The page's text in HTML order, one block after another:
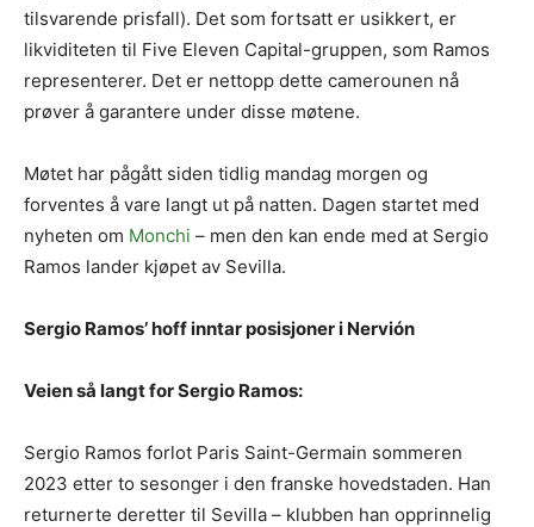
tilsvarende prisfall). Det som fortsatt er usikkert, er
likviditeten til Five Eleven Capital-gruppen, som Ramos
representerer. Det er nettopp dette camerounen nå
prøver å garantere under disse møtene.
Møtet har pågått siden tidlig mandag morgen og
forventes å vare langt ut på natten. Dagen startet med
nyheten om Monchi – men den kan ende med at Sergio
Ramos lander kjøpet av Sevilla.
Sergio Ramos’ hoff inntar posisjoner i Nervión
Veien så langt for Sergio Ramos:
Sergio Ramos forlot Paris Saint-Germain sommeren
2023 etter to sesonger i den franske hovedstaden. Han
returnerte deretter til Sevilla – klubben han opprinnelig